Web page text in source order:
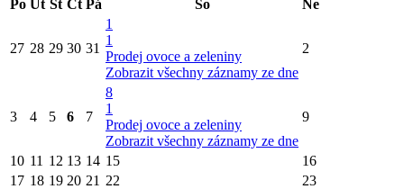
Po Út St Čt Pá So Ne
27 28 29 30 31
1
1
Prodej ovoce a zeleniny
Zobrazit všechny záznamy ze dne
2
3 4 5 6 7
8
1
Prodej ovoce a zeleniny
Zobrazit všechny záznamy ze dne
9
10 11 12 13 14 15
16
17 18 19 20 21 22
23